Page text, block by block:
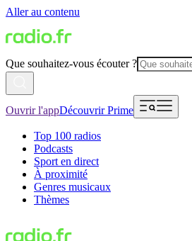
Aller au contenu
Que souhaitez-vous écouter ?
Ouvrir l'appDécouvrir Prime
Top 100 radios
Podcasts
Sport en direct
À proximité
Genres musicaux
Thèmes